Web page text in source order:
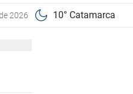
2026 10° Catamarca